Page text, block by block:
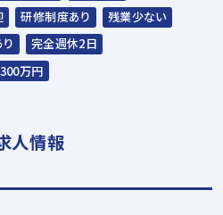
坂2-15-16 赤坂ふく
研修制度あり
残業少ない
完全週休2日
万円
人情報